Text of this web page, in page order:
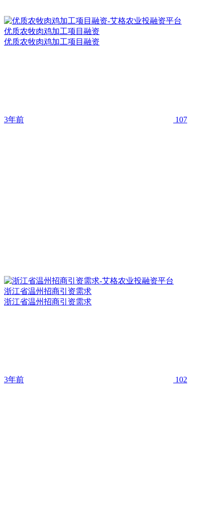
优质农牧肉鸡加工项目融资
优质农牧肉鸡加工项目融资
3年前 107
浙江省温州招商引资需求
浙江省温州招商引资需求
3年前 102